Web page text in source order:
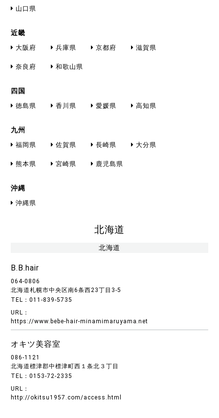
山口県
近畿
大阪府 兵庫県 京都府 滋賀県
奈良府 和歌山県
四国
徳島県 香川県 愛媛県 高知県
九州
福岡県 佐賀県 長崎県 大分県
熊本県 宮崎県 鹿児島県
沖縄
沖縄県
北海道
北海道
B.B.hair
064-0806
北海道札幌市中央区南6条西23丁目3-5
TEL：011-839-5735
URL：
https://www.bebe-hair-minamimaruyama.net
オキツ美容室
086-1121
北海道標津郡中標津町西１条北３丁目
TEL：0153‐72‐2335
URL：
http://okitsu1957.com/access.html